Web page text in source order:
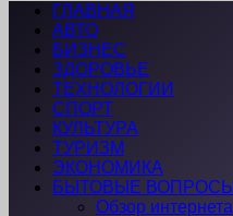
ГЛАВНАЯ
АВТО
БИЗНЕС
ЗДОРОВЬЕ
ТЕХНОЛОГИИ
СПОРТ
КУЛЬТУРА
ТУРИЗМ
ЭКОНОМИКА
БЫТОВЫЕ ВОПРОСЫ
Обзор интернета